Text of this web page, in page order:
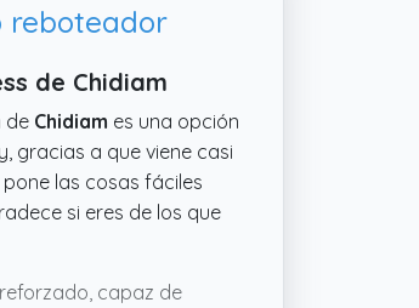
reboteador
de Chidiam
de Chidiam es una opción
gracias a que viene casi
las cosas fáciles
si eres de los que
capaz de